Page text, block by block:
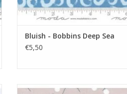
Bluish - Bobbins Deep Sea
€5,50
taupe met streepjes en stippen